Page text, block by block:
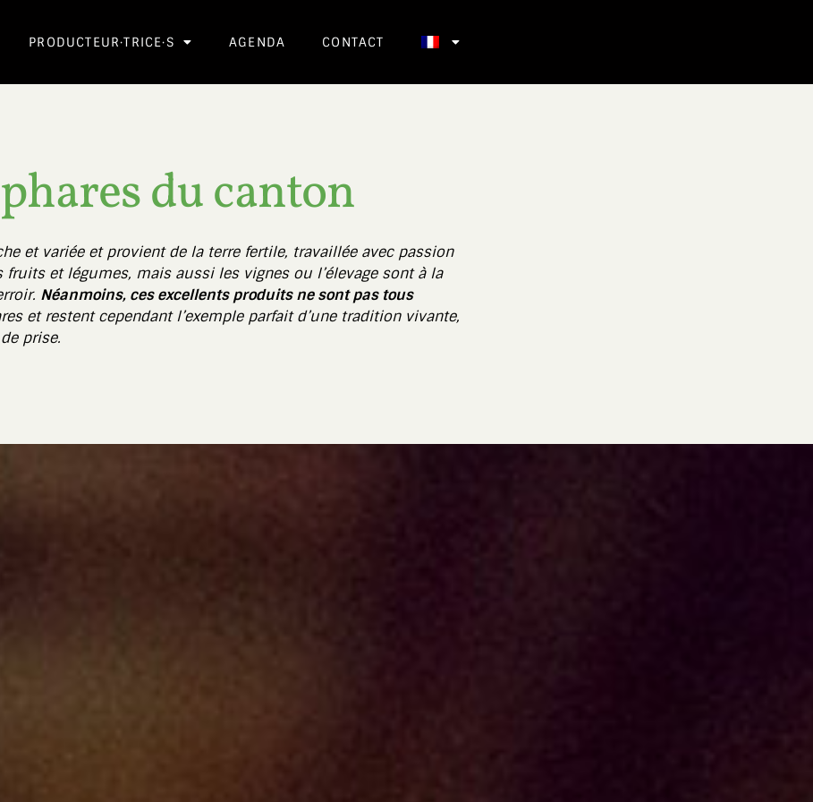
PRODUCTEUR·TRICE·S AGENDA CONTACT
du canton
et variée et provient de la terre fertile, travaillée avec passion
et légumes, mais aussi les vignes ou l’élevage sont à la
Néanmoins, ces excellents produits ne sont pas tous
et restent cependant l’exemple parfait d’une tradition vivante,
prise.